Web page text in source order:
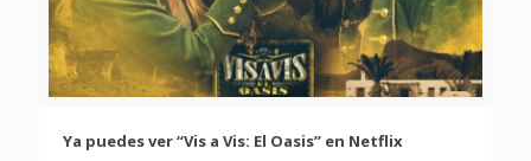
Ya puedes ver “Vis a Vis: El Oasis” en Netflix